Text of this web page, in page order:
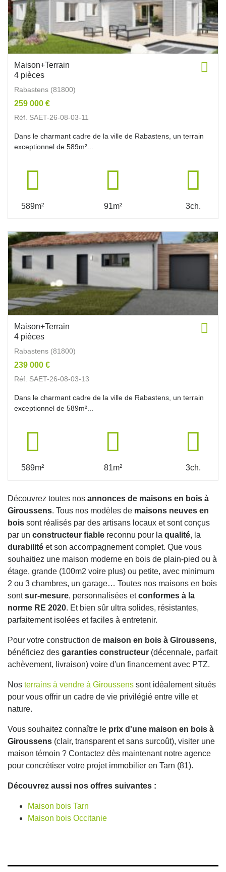
Maison+Terrain
4 pièces
Rabastens (81800)
259 000 €
Réf. SAET-26-08-03-11
Dans le charmant cadre de la ville de Rabastens, un terrain
exceptionnel de 589m²...
589m² 91m² 3ch.
Maison+Terrain
4 pièces
Rabastens (81800)
239 000 €
Réf. SAET-26-08-03-13
Dans le charmant cadre de la ville de Rabastens, un terrain
exceptionnel de 589m²...
589m² 81m² 3ch.
Découvrez toutes nos annonces de maisons en bois à
Giroussens. Tous nos modèles de maisons neuves en
bois sont réalisés par des artisans locaux et sont conçus
par un constructeur fiable reconnu pour la qualité, la
durabilité et son accompagnement complet. Que vous
souhaitiez une maison moderne en bois de plain-pied ou à
étage, grande (100m2 voire plus) ou petite, avec minimum
2 ou 3 chambres, un garage… Toutes nos maisons en bois
sontsur-mesure, personnalisées etconformes à la
norme RE 2020. Et bien sûr ultra solides, résistantes,
parfaitement isolées et faciles à entretenir.
Pour votre construction de maison en bois à Giroussens,
bénéficiez des garanties constructeur (décennale, parfait
achèvement, livraison) voire d'un financement avec PTZ.
Nos terrains à vendre à Giroussens sont idéalement situés
pour vous offrir un cadre de vie privilégié entre ville et
nature.
Vous souhaitez connaître le prix d'une maison en bois à
Giroussens (clair, transparent et sans surcoût), visiter une
maison témoin ? Contactez dès maintenant notre agence
pour concrétiser votre projet immobilier en Tarn (81).
Découvrez aussi nos offres suivantes :
Maison bois Tarn
Maison bois Occitanie